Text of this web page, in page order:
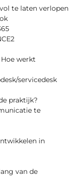
te laten verlopen
werkt
servicedesk
praktijk?
te
in
van de